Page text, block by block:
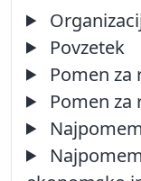
Povzetek
Pomen za
Pomen za